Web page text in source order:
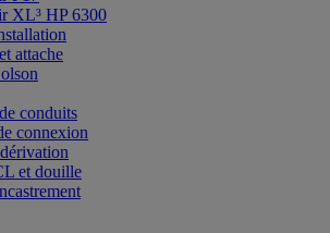
XL³ HP 6300
attache
conduits
connexion
et douille